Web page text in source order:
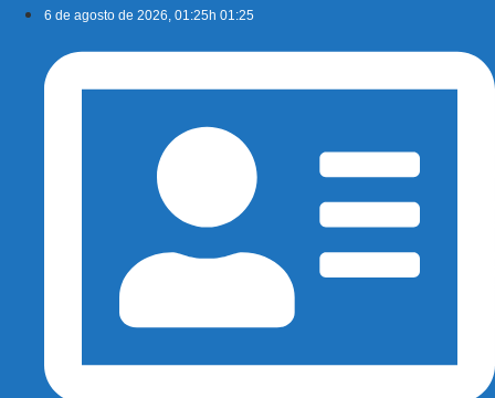
conteúdo
6 de agosto de 2026, 01:25h 01:25